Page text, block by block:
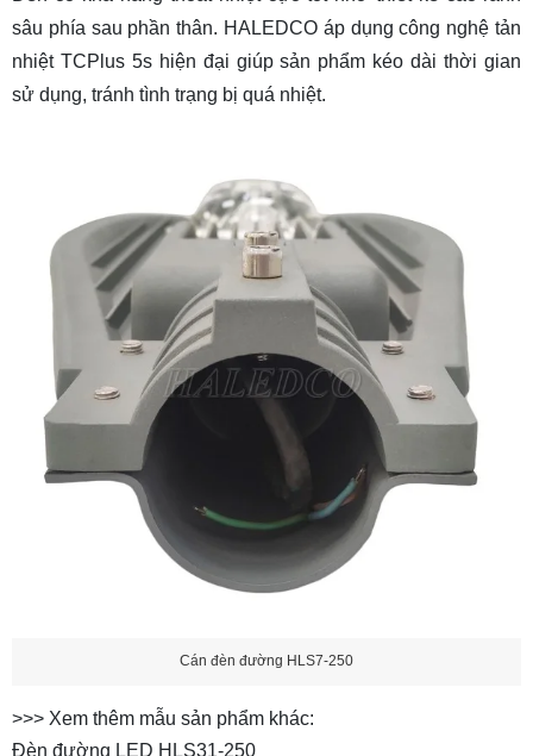
sâu phía sau phần thân. HALEDCO áp dụng công nghệ tản
nhiệt TCPlus 5s hiện đại giúp sản phẩm kéo dài thời gian
sử dụng, tránh tình trạng bị quá nhiệt.
Cán đèn đường HLS7-250
>>> Xem thêm mẫu sản phẩm khác:
Đèn đường LED HLS31-250